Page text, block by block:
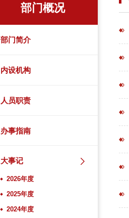
部门概况
部门简介
内设机构
人员职责
办事指南
大事记
2026年度
2025年度
2024年度